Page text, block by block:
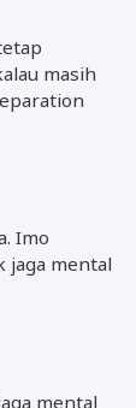
masih
Imo
jaga mental
mental